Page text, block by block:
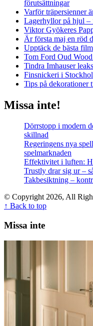
förutsättningar
Varför träpersienner
Lagerhyllor på hjul
Viktor Gyökeres
Är första maj en röd
Upptäck de bästa
Tom Ford Oud
Tindra Imhauser
Finsnickeri i
Tips på dekorationer
Missa inte!
Dörrstopp i modern
skillnad
Regeringens nya
spelmarknaden
Effektivitet i luften:
Trustly drar sig ur –
Takbesiktning –
© Copyright 2026, All
↑ Back to top
Missa inte